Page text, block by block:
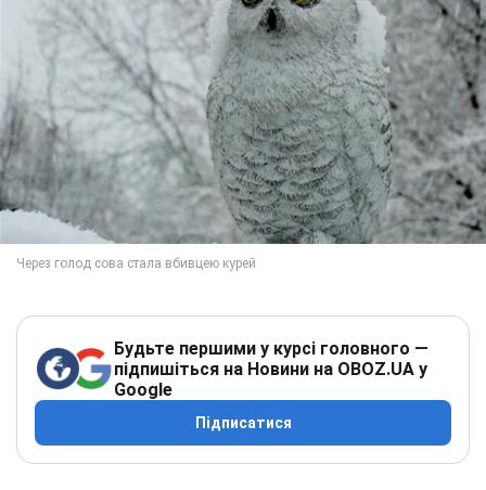
Будьте першими у курсі головного —
підпишіться на Новини на OBOZ.UA у
Google
Підписатися